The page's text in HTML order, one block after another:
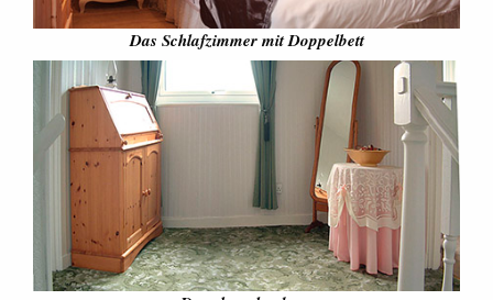
Das Schlafzimmer mit Doppelbett